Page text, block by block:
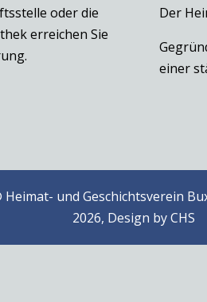
oder die
erreichen Sie
Der
einer
und Geschichtsverein
2026, Design byCHS